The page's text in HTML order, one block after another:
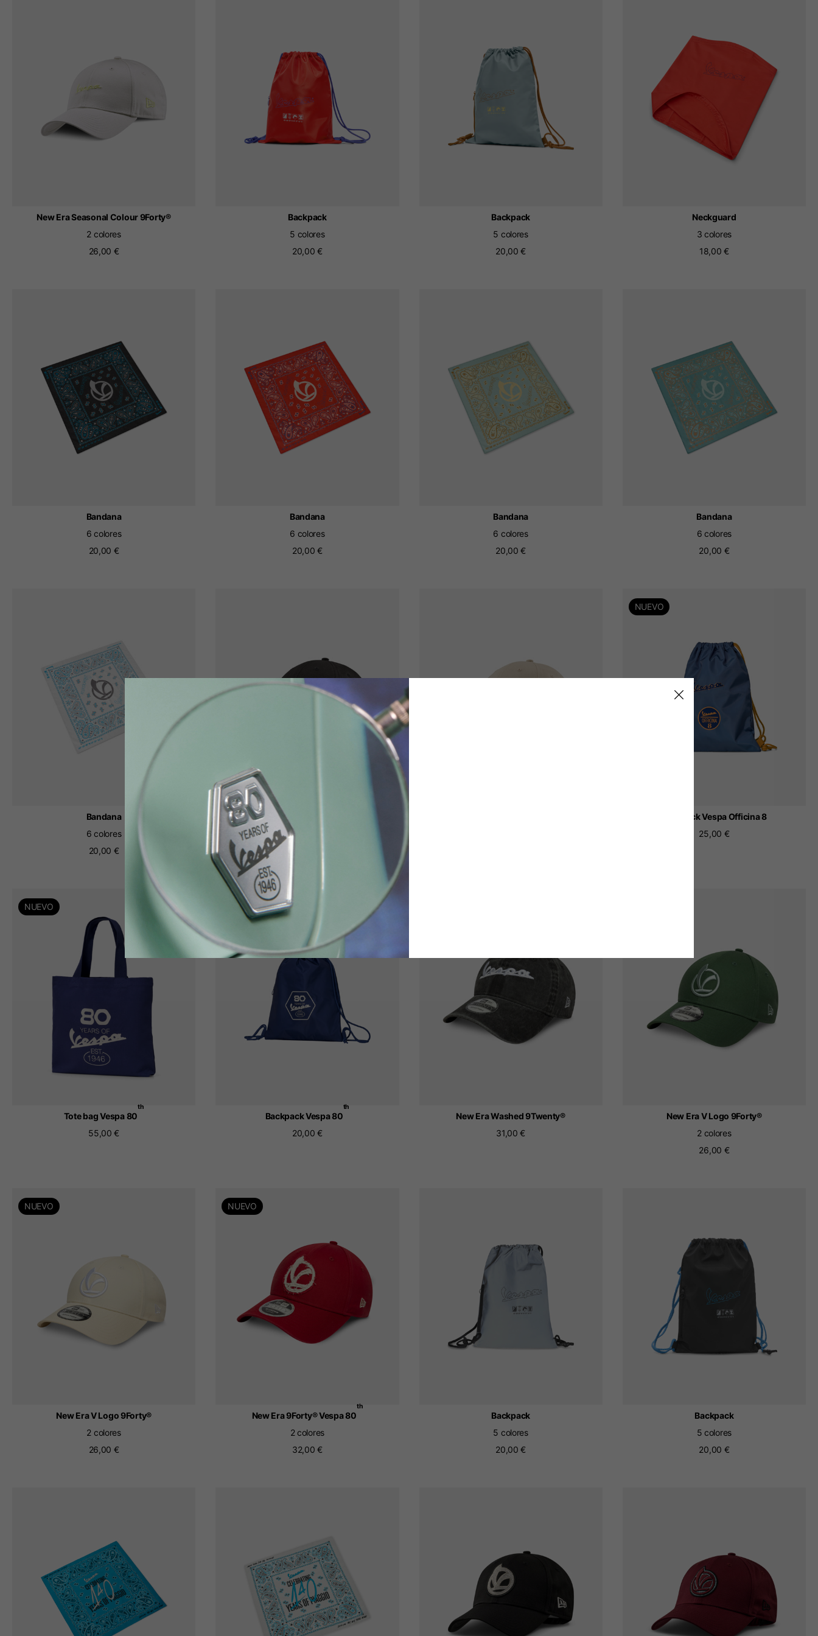
New Era Seasonal Colour 9Forty®
2 colores
26,00 €
Backpack
5 colores
20,00 €
Backpack
5 colores
20,00 €
Neckguard
3 colores
18,00 €
Bandana
6 colores
20,00 €
Bandana
6 colores
20,00 €
Bandana
6 colores
20,00 €
Bandana
6 colores
20,00 €
Bandana
6 colores
20,00 €
New Era Baseball DEC 9Forty®
5 colores
NUEVO
Backpack Vespa Officina 8
25,00 €
NUEVO
Tote bag Vespa 80
th
55,00 €
NUEVO
Backpack Vespa 80
th
20,00 €
New Era Washed 9Twenty®
31,00 €
New Era V Logo 9Forty®
2 colores
26,00 €
NUEVO
New Era V Logo 9Forty®
2 colores
26,00 €
NUEVO
New Era 9Forty® Vespa 80
th
2 colores
32,00 €
Backpack
5 colores
20,00 €
Backpack
5 colores
20,00 €